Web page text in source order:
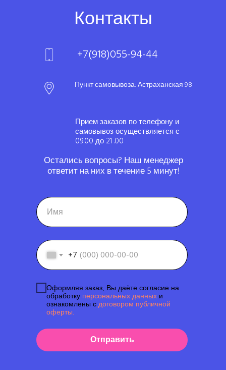
+7
Оформляя заказ, Вы даёте согласие на
обработку персональных данных и
ознакомлены с договором публичной
оферты.
Отправить
Контакты
Пункт самовывоза: Астраханская 98
+7(918)055-94-44
Прием заказов по телефону и
самовывоз осуществляется с
09.00 до 21 .00
Остались вопросы? Наш менеджер
ответит на них в течение 5 минут!